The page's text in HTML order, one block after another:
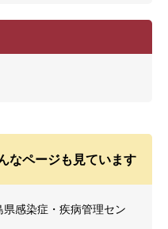
なページも見ています
感染症・疾病管理セン